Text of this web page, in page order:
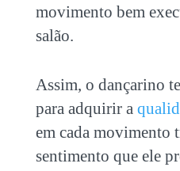
movimento bem
salão.
Assim, o dançarino
para adquirir a
em cada movimento
sentimento que ele